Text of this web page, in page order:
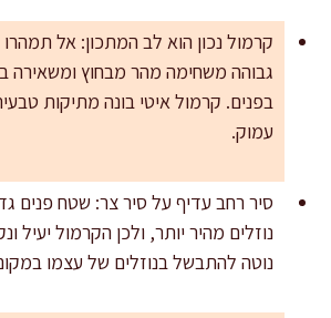
קרמול נכון הוא לב המתכון: אל
גבוהה משחימה מהר מבחוץ ומשאירה
בפנים. קרמול איטי בונה מתיקות
עמוק.
סיר רחב עדיף על סיר צר: שטח פנים
נוזלים מהיר יותר, ולכן הקרמול יעיל
נוטה להתבשל בנוזלים של עצמו